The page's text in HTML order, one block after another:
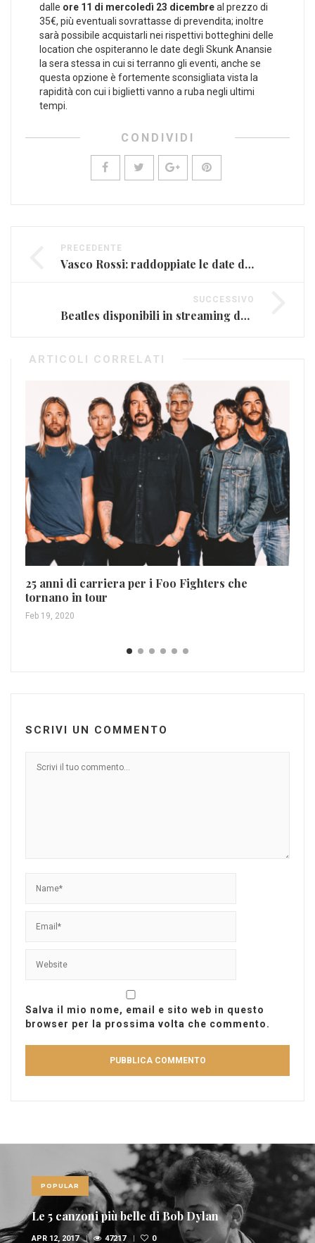
dalle ore 11 di mercoledì 23 dicembreal prezzo di
35€, più eventuali sovrattasse di prevendita; inoltre
sarà possibile acquistarli nei rispettivi botteghini delle
location che ospiteranno le date degli Skunk Anansie
la sera stessa in cui si terranno gli eventi, anche se
questa opzione è fortemente sconsigliata vista la
rapidità con cui i biglietti vanno a ruba negli ultimi
tempi.
CONDIVIDI
PRECEDENTE
Vasco Rossi: raddoppiate le date di Roma (FOTO)
SUCCESSIVO
Beatles disponibili in streaming dal 24 dicembre
ARTICOLI CORRELATI
25 anni di carriera per i Foo Fighters che
tornano in tour
Feb 19, 2020
SCRIVI UN COMMENTO
Salva il mio nome, email e sito web in questo
browser per la prossima volta che commento.
POPULAR
Le 5 canzoni più belle di Bob Dylan
APR 12, 2017 47217 0